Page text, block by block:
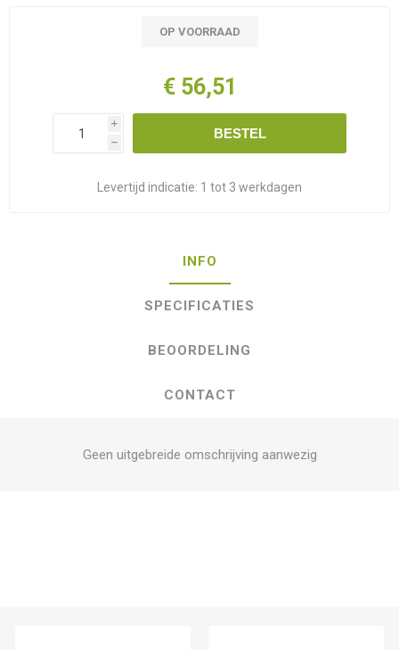
OP VOORRAAD
€ 56,51
i
h
BESTEL
Levertijd indicatie: 1 tot 3 werkdagen
INFO
SPECIFICATIES
BEOORDELING
CONTACT
Geen uitgebreide omschrijving aanwezig